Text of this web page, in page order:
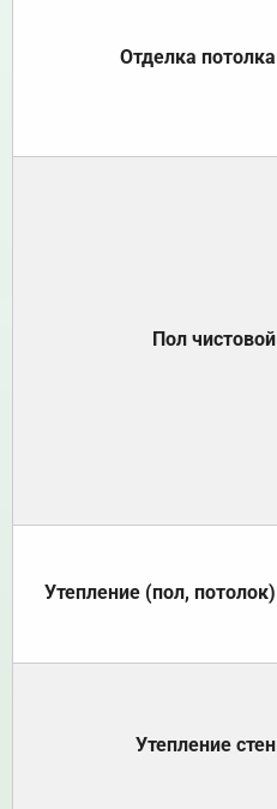
Отделка потолка
Пол чистовой
Утепление (пол, потолок)
Утепление стен